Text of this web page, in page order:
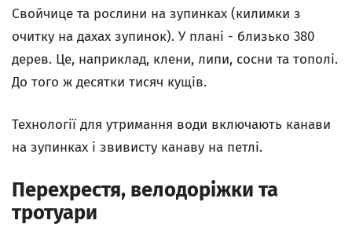
Свойчице та рослини на зупинках (килимки з
очитку на дахах зупинок). У плані - близько 380
дерев. Це, наприклад, клени, липи, сосни та тополі.
До того ж десятки тисяч кущів.
Технології для утримання води включають канави
на зупинках і звивисту канаву на петлі.
Перехрестя, велодоріжки та
тротуари